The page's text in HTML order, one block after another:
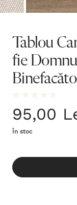
Tablou
fie
95,00
În stoc
te!
Stocul